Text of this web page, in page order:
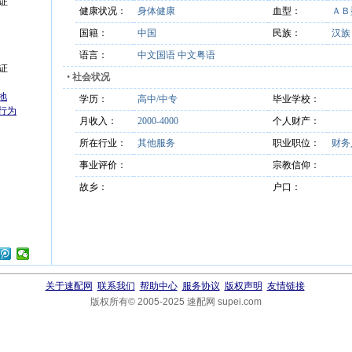
为
健康状况： 身体健康 血型：
Ａ
国籍：
中国 民族：
汉族
语言：
中文国语 中文粤语
• 社会状况
学历：
高中/中专
毕业学校：
月收入：
2000-4000
个人财产：
所在行业：
其他服务 职业职位：
财
事业评价：
宗教信仰：
故乡：
户口：
关于速配网 联系我们 帮助中心 服务协议 版权声明 友情链接
版权所有© 2005-2025 速配网 supei.com